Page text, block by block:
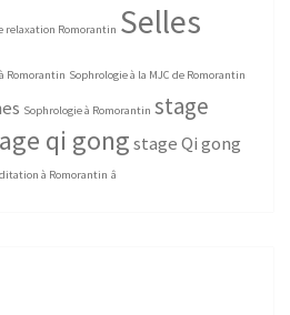
relaxation Romorantin Selles
Romorantin Sophrologie à la MJC de Romorantin
Sophrologie à Romorantin stage
qi gongstage Qi gong
à Romorantin â